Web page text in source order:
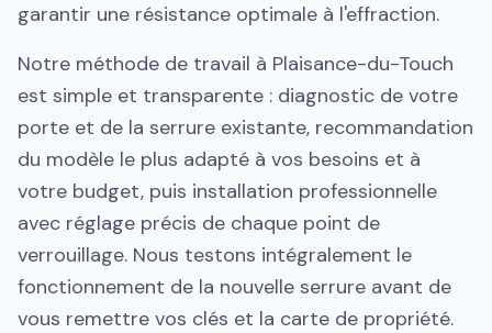
garantir une résistance optimale à l'effraction.
Notre méthode de travail à Plaisance-du-Touch
est simple et transparente : diagnostic de votre
porte et de la serrure existante, recommandation
du modèle le plus adapté à vos besoins et à
votre budget, puis installation professionnelle
avec réglage précis de chaque point de
verrouillage. Nous testons intégralement le
fonctionnement de la nouvelle serrure avant de
vous remettre vos clés et la carte de propriété.